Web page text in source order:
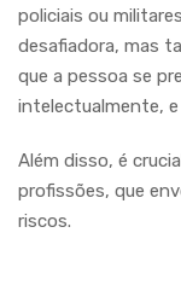
policiais ou
desafiadora, mas
que a pessoa se
intelectualmente,
Além disso, é
profissões, que
riscos.